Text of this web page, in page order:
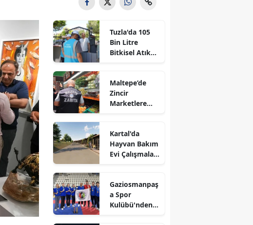
Tuzla'da 105
Bin Litre
Bitkisel Atık
Maltepe’de
Zincir
Marketlere
Kartal'da
Hayvan Bakım
Evi Çalışmaları
Gaziosmanpaş
a Spor
Kulübü'nden